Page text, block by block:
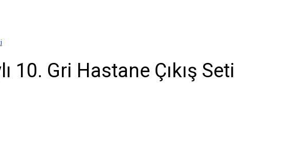
10. Gri Hastane Çıkış Seti